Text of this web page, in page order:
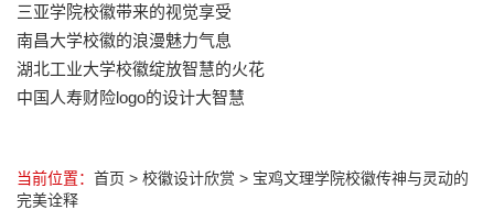
三亚学院校徽带来的视觉享受
南昌大学校徽的浪漫魅力气息
湖北工业大学校徽绽放智慧的火花
中国人寿财险logo的设计大智慧
当前位置： 首页 > 校徽设计欣赏 > 宝鸡文理学院校徽传神与灵动的
完美诠释